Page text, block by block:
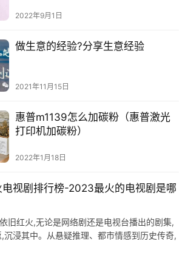
2022年9月1日
做生意的经验?分享生意经验
2021年11月15日
惠普m1139怎么加碳粉（惠普激光
打印机加碳粉）
2022年1月18日
视剧排行榜-2023最火的电视剧是哪
旧红火,无论是网络剧还是电视台播出的剧集,
沉浸其中。从悬疑推理、都市情感到历史传奇,